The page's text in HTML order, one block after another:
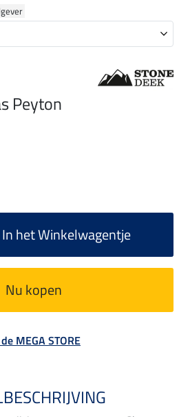
Peyton
In het Winkelwagentje
Nu kopen
MEGA STORE